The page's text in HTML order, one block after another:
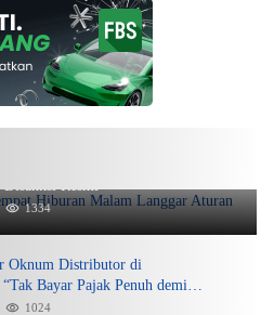
Tegas, Tempat Hiburan Malam
Resmi
1334
Oknum Distributor di
Bayar Pajak Penuh demi
1024